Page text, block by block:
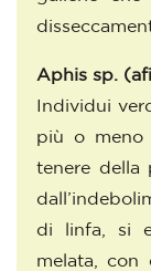
Aphis sp.
Individui
più o meno
tenere della
di linfa, si
melata, con